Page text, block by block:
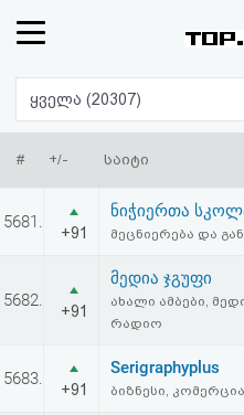
რეიტინგი
(მთავარი)
ფოსტა
პასუხი
ყველა (20307)
# +/- საიტი
5681.
+91
ნიჭიერთა
მეცნიერება და
5682.
+91
მედია ჯგუფი
ახალი ამბები,
რადიო
5683.
+91
Serigraphyplus
ბიზნესი,